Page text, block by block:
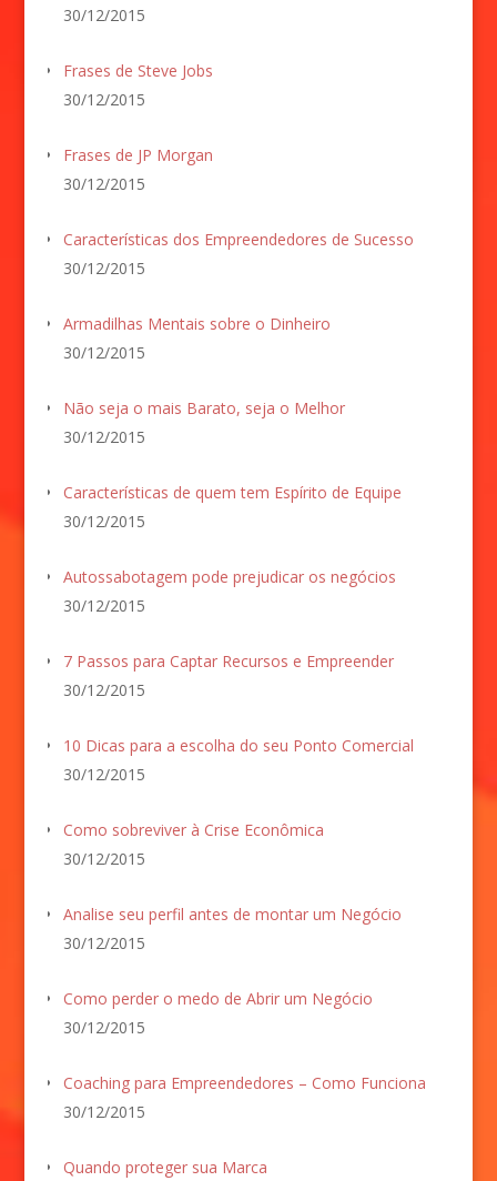
30/12/2015
Frases de Steve Jobs
30/12/2015
Frases de JP Morgan
30/12/2015
Características dos Empreendedores de Sucesso
30/12/2015
Armadilhas Mentais sobre o Dinheiro
30/12/2015
Não seja o mais Barato, seja o Melhor
30/12/2015
Características de quem tem Espírito de Equipe
30/12/2015
Autossabotagem pode prejudicar os negócios
30/12/2015
7 Passos para Captar Recursos e Empreender
30/12/2015
10 Dicas para a escolha do seu Ponto Comercial
30/12/2015
Como sobreviver à Crise Econômica
30/12/2015
Analise seu perfil antes de montar um Negócio
30/12/2015
Como perder o medo de Abrir um Negócio
30/12/2015
Coaching para Empreendedores – Como Funciona
30/12/2015
Quando proteger sua Marca